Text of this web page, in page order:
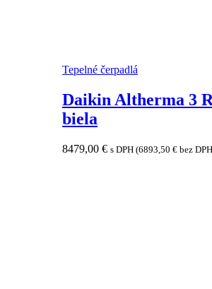
Tepelné čerpadlá
Daikin Altherma 3
biela
8479,00 € s DPH (6893,50 € bez